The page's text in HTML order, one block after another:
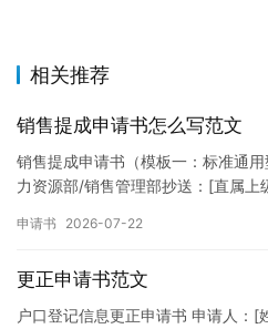
相关推荐
销售提成申请书怎么写范文
销售提成申请书（模板一：标准通
力资源部/销售管理部抄送：[直属
申请书 2026-07-22
更正申请书范文
户口登记信息更正申请书 申请人：